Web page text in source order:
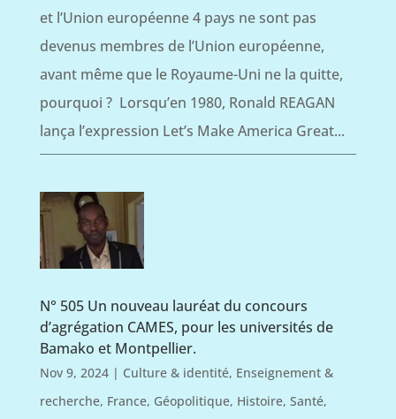
et l’Union européenne 4 pays ne sont pas
devenus membres de l’Union européenne,
avant même que le Royaume-Uni ne la quitte,
pourquoi ? Lorsqu’en 1980, Ronald REAGAN
lança l’expression Let’s Make America Great...
N° 505 Un nouveau lauréat du concours
d’agrégation CAMES, pour les universités de
Bamako et Montpellier.
Nov 9, 2024| Culture & identité, Enseignement &
recherche, France, Géopolitique, Histoire, Santé,